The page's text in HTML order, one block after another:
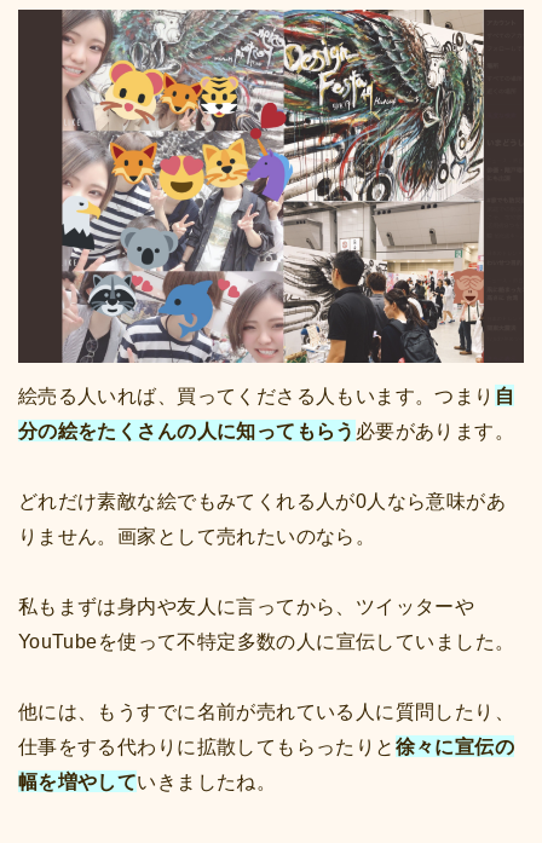
絵売る人いれば、買ってくださる人もいます。つまり 自
分の絵をたくさんの人に知ってもらう 必要があります。
どれだけ素敵な絵でもみてくれる人が0人なら意味があ
りません。画家として売れたいのなら。
私もまずは身内や友人に言ってから、ツイッターや
YouTubeを使って不特定多数の人に宣伝していました。
他には、もうすでに名前が売れている人に質問したり、
仕事をする代わりに拡散してもらったりと 徐々に宣伝の
幅を増やしていきましたね。